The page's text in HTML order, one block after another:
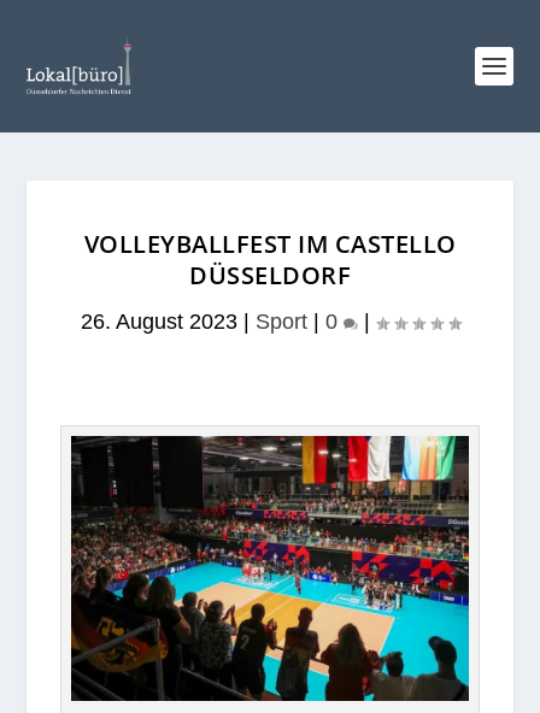
VOLLEYBALLFEST IM CASTELLO
DÜSSELDORF
26. August 2023| Sport| 0 |